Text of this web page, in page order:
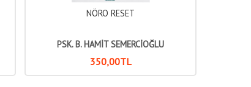
NÖRO RESET
PSK. B. HAMİT SEMERCİOĞLU
350,00TL